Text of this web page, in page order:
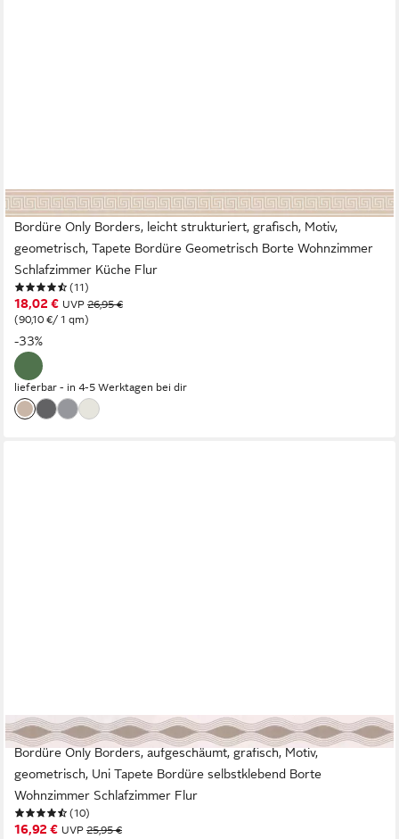
A.S. CRÉATION
Bordüre Only Borders, leicht strukturiert, grafisch, Motiv,
geometrisch, Tapete Bordüre Geometrisch Borte Wohnzimmer
Schlafzimmer Küche Flur
(11)
18,02 € UVP 26,95 €
(90,10 €/ 1 qm)
-33%
lieferbar - in 4-5 Werktagen bei dir
A.S. CRÉATION
Bordüre Only Borders, aufgeschäumt, grafisch, Motiv,
geometrisch, Uni Tapete Bordüre selbstklebend Borte
Wohnzimmer Schlafzimmer Flur
(10)
16,92 € UVP 25,95 €